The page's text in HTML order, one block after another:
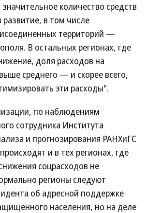
количество средств
развитие, в том числе
территорий —
В остальных регионах, где
доля расходов на
среднего — и скорее всего,
эти расходы".
по наблюдениям
сотрудника Института
и прогнозирования РАНХиГС
и в тех регионах, где
соцрасходов не
регионы следуют
об адресной поддержке
населения, но на деле